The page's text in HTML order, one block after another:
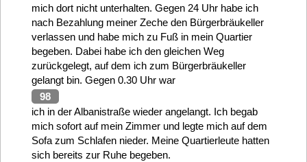
mich dort nicht unterhalten. Gegen 24 Uhr habe ich
nach Bezahlung meiner Zeche den Bürgerbräukeller
verlassen und habe mich zu Fuß in mein Quartier
begeben. Dabei habe ich den gleichen Weg
zurückgelegt, auf dem ich zum Bürgerbräukeller
gelangt bin. Gegen 0.30 Uhr war
98
ich in der Albanistraße wieder angelangt. Ich begab
mich sofort auf mein Zimmer und legte mich auf dem
Sofa zum Schlafen nieder. Meine Quartierleute hatten
sich bereits zur Ruhe begeben.